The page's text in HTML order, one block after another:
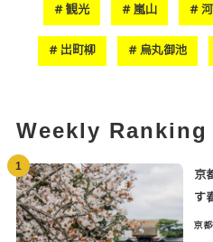
観光 嵐山
出町柳 烏丸御池
Weekly Ranking
1
京
す
京